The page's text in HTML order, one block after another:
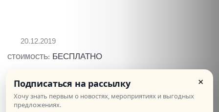
20.12.2019
СТОИМОСТЬ: БЕСПЛАТНО
сказки"
20 декабря в 19:30 мы приглашаем вас на
×
Подписаться на рассылку
Хочу знать первым о новостях, мероприятиях и выгодных
предложениях.